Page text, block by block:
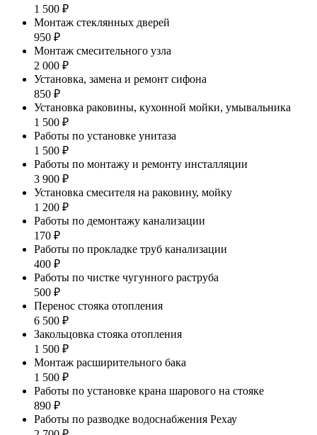
1 500 ₽
Монтаж стеклянных дверей
950 ₽
Монтаж смесительного узла
2 000 ₽
Установка, замена и ремонт сифона
850 ₽
Установка раковины, кухонной мойки, умывальника
1 500 ₽
Работы по установке унитаза
1 500 ₽
Работы по монтажу и ремонту инсталляции
3 900 ₽
Установка смесителя на раковину, мойку
1 200 ₽
Работы по демонтажу канализации
170 ₽
Работы по прокладке труб канализации
400 ₽
Работы по чистке чугунного раструба
500 ₽
Перенос стояка отопления
6 500 ₽
Закольцовка стояка отопления
1 500 ₽
Монтаж расширительного бака
1 500 ₽
Работы по установке крана шарового на стояке
890 ₽
Работы по разводке водоснабжения Рехау